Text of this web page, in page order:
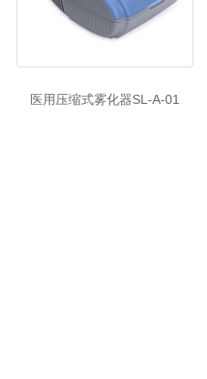
医用压缩式雾化器SL-A-01